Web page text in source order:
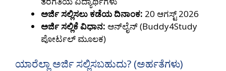
ಅರ್ಜಿ ಸಲ್ಲಿಸಲು ಕಡೆಯ ದಿನಾಂಕ: 20 ಆಗಸ್ಟ್ 2026
ಅರ್ಜಿ ಸಲ್ಲಿಕೆ ವಿಧಾನ: ಆನ್‌ಲೈನ್ (Buddy4Study
ಪೋರ್ಟಲ್ ಮೂಲಕ)
ಯಾರೆಲ್ಲಾ ಅರ್ಜಿ ಸಲ್ಲಿಸಬಹುದು? (ಅರ್ಹತೆಗಳು)